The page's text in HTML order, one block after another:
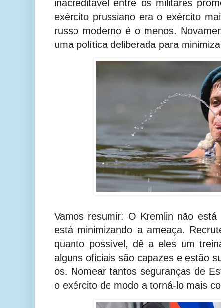
inacreditável entre os militares
exército prussiano era o exército
russo moderno é o menos.
uma política deliberada para
Vamos resumir: O Kremlin não está
está minimizando a ameaça.
quanto possível, dê a eles um
alguns oficiais são capazes e estão
os. Nomear tantos seguranças de
o exército de modo a torná-lo mais